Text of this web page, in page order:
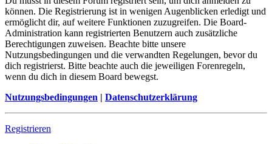
können. Die Registrierung ist in wenigen Augenblicken erledigt und
ermöglicht dir, auf weitere Funktionen zuzugreifen. Die Board-
Administration kann registrierten Benutzern auch zusätzliche
Berechtigungen zuweisen. Beachte bitte unsere
Nutzungsbedingungen und die verwandten Regelungen, bevor du
dich registrierst. Bitte beachte auch die jeweiligen Forenregeln,
wenn du dich in diesem Board bewegst.
Nutzungsbedingungen | Datenschutzerklärung
Registrieren